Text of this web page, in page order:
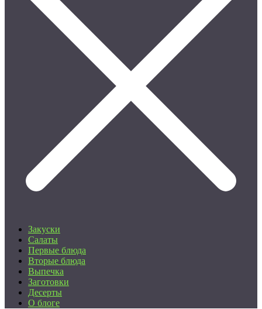
Закуски
Салаты
Первые блюда
Вторые блюда
Выпечка
Заготовки
Десерты
О блоге